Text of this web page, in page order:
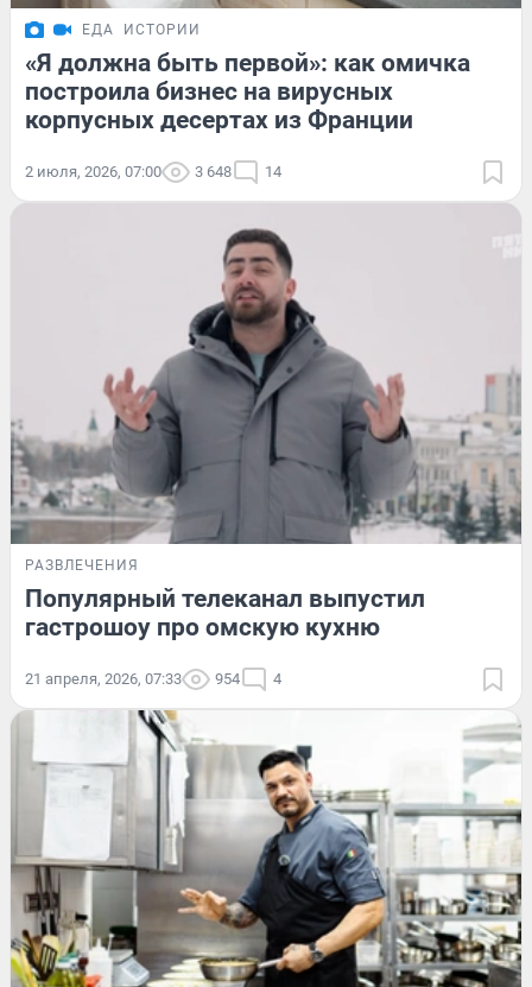
ЕДА ИСТОРИИ
«Я должна быть первой»: как омичка
построила бизнес на вирусных
корпусных десертах из Франции
2 июля, 2026, 07:00 3 648 14
РАЗВЛЕЧЕНИЯ
Популярный телеканал выпустил
гастрошоу про омскую кухню
21 апреля, 2026, 07:33 954 4